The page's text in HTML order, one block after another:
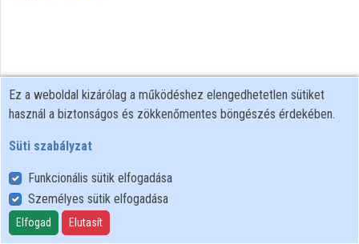
Felhasználói szabályzat
Adatkezelési tájékoztató
Süti szabályzat
Ez a weboldal kizárólag a működéshez elengedhetetlen sütiket
használ a biztonságos és zökkenőmentes böngészés érdekében.
Süti szabályzat
Funkcionális sütik elfogadása
Személyes sütik elfogadása
Elfogad Elutasít